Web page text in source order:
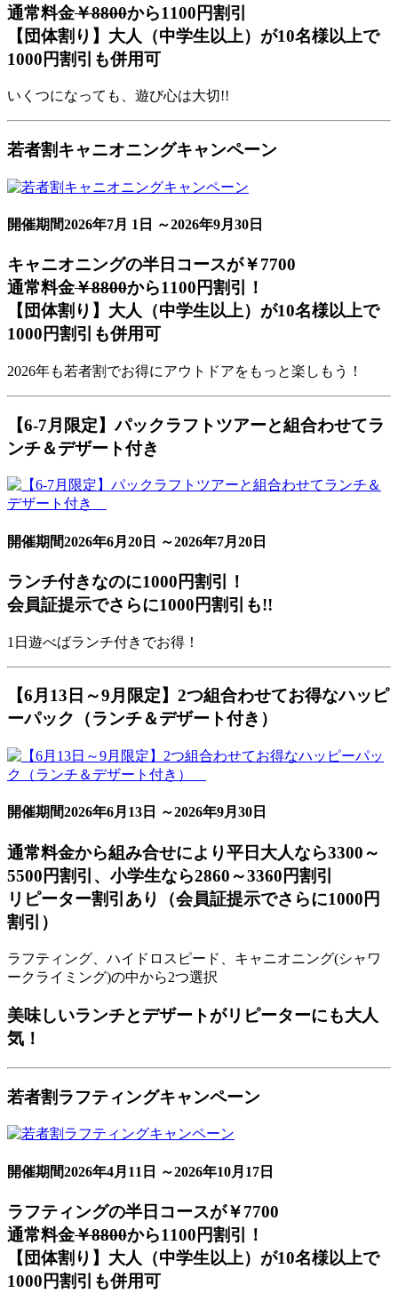
通常料金￥8800から1100円割引
【団体割り】大人（中学生以上）が10名様以上で
1000円割引も併用可
いくつになっても、遊び心は大切!!
若者割キャニオニングキャンペーン
開催期間2026年7月 1日 ～2026年9月30日
キャニオニングの半日コースが￥7700
通常料金￥8800から1100円割引！
【団体割り】大人（中学生以上）が10名様以上で
1000円割引も併用可
2026年も若者割でお得にアウトドアをもっと楽しもう！
【6-7月限定】パックラフトツアーと組合わせてラ
ンチ＆デザート付き
開催期間2026年6月20日 ～2026年7月20日
ランチ付きなのに1000円割引！
会員証提示でさらに1000円割引も!!
1日遊べばランチ付きでお得！
【6月13日～9月限定】2つ組合わせてお得なハッピ
ーパック（ランチ＆デザート付き）
開催期間2026年6月13日 ～2026年9月30日
通常料金から組み合せにより平日大人なら3300～
5500円割引、小学生なら2860～3360円割引
リピーター割引あり
（会員証提示でさらに1000円
割引）
ラフティング、ハイドロスピード、キャニオニング(シャワ
ークライミング)の中から2つ選択
美味しいランチとデザートがリピーターにも大人
気！
若者割ラフティングキャンペーン
開催期間2026年4月11日 ～2026年10月17日
ラフティングの半日コースが￥7700
通常料金￥8800から1100円割引！
【団体割り】大人（中学生以上）が10名様以上で
1000円割引も併用可